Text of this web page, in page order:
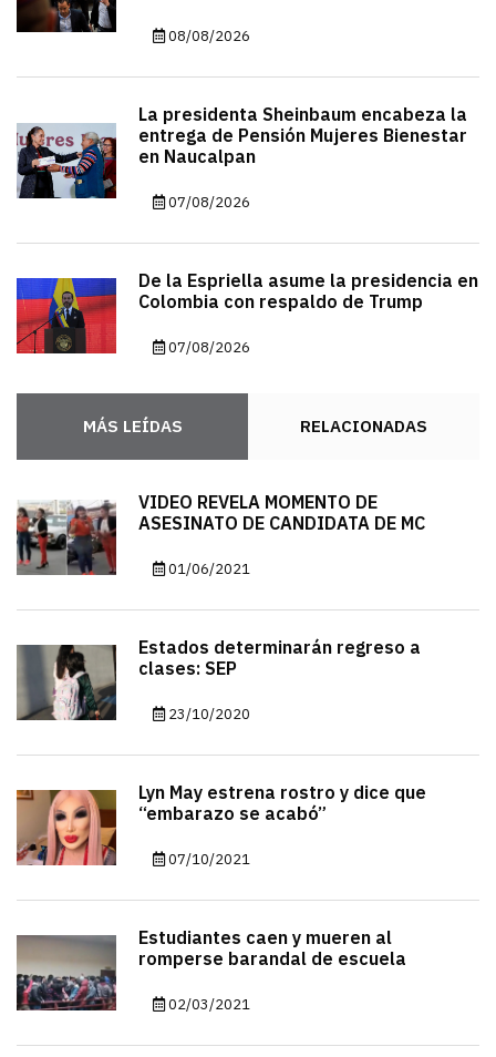
08/08/2026
La presidenta Sheinbaum encabeza la
entrega de Pensión Mujeres Bienestar
en Naucalpan
07/08/2026
De la Espriella asume la presidencia en
Colombia con respaldo de Trump
07/08/2026
MÁS LEÍDAS RELACIONADAS
VIDEO REVELA MOMENTO DE
ASESINATO DE CANDIDATA DE MC
01/06/2021
Estados determinarán regreso a
clases: SEP
23/10/2020
Lyn May estrena rostro y dice que
“embarazo se acabó”
07/10/2021
Estudiantes caen y mueren al
romperse barandal de escuela
02/03/2021